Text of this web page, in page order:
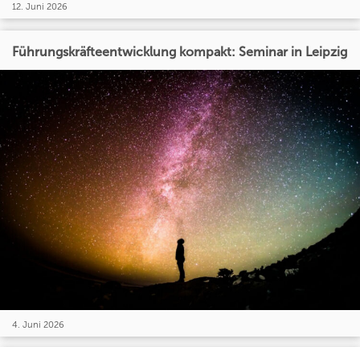
12. Juni 2026
Führungskräfteentwicklung kompakt: Seminar in Leipzig
4. Juni 2026